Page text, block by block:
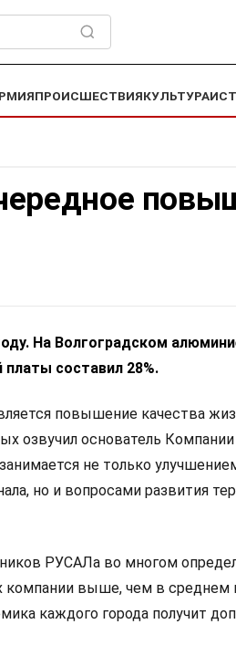
ПРОИСШЕСТВИЯКУЛЬТУРА
На Волгоградском
составил 28%.
повышение качества
озвучил основатель
не только
но и вопросами развития
РУСАЛа во многом
компании выше, чем в среднем
каждого города получит